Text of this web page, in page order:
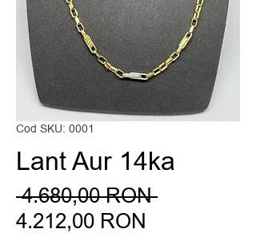
Cod SKU: 0001
Lant Aur 14ka
4.680,00 RON Preț
4.212,00 RON